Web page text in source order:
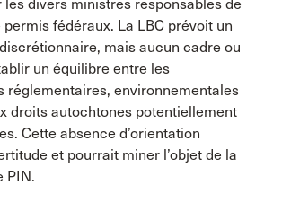
les divers ministres responsables de
permis fédéraux. La LBC prévoit un
mais aucun cadre ou
un équilibre entre les
réglementaires, environnementales
droits autochtones potentiellement
Cette absence d’orientation
et pourrait miner l’objet de la
PIN.